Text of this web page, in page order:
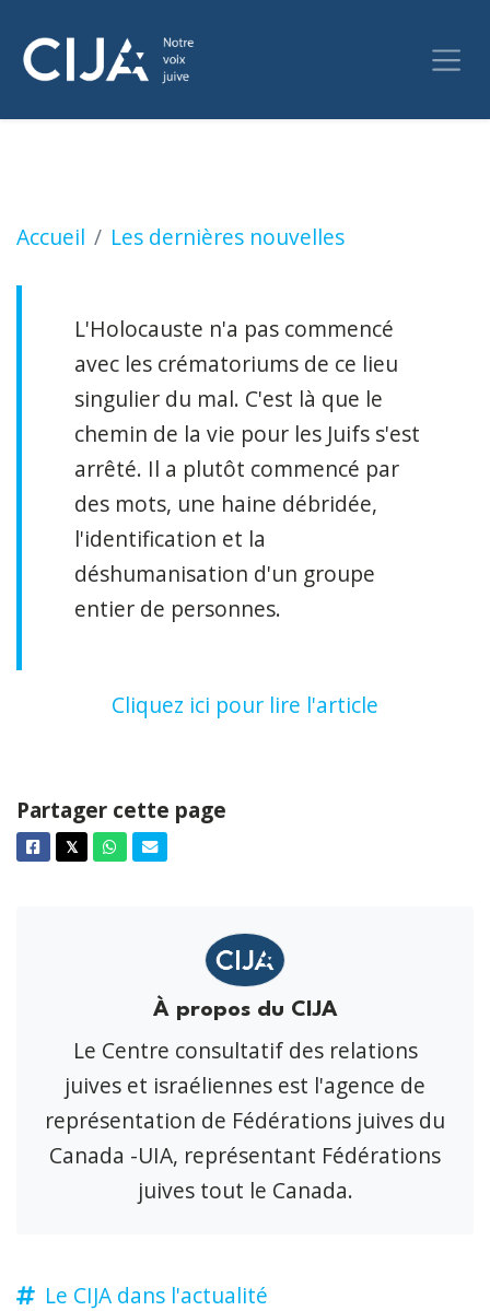
Accueil Les dernières nouvelles
Assez de promesses : Libérer la loi dans la
L'Holocauste n'a pas commencé
avec les crématoriums de ce lieu
singulier du mal. C'est là que le
chemin de la vie pour les Juifs s'est
arrêté. Il a plutôt commencé par
des mots, une haine débridée,
l'identification et la
déshumanisation d'un groupe
entier de personnes.
Cliquez ici pour lire l'article
Partager cette page
Facebook
𝕏TwitterWhatsappCourriel
À propos du CIJA
Le Centre consultatif des relations
juives et israéliennes est l'agence de
représentation de Fédérations juives du
Canada -UIA, représentant Fédérations
juives tout le Canada.
Le CIJA dans l'actualité